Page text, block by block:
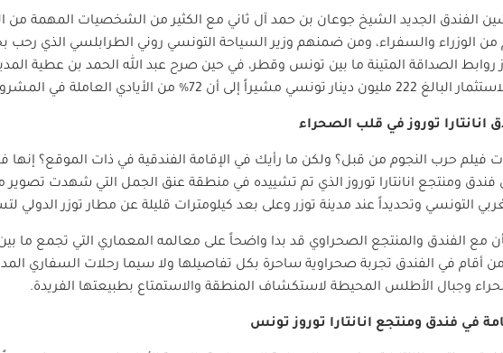
الفندق الجديد الشيخ جوعان بن حمد آل ثاني مع الكثير من الشخصيات المهمة من
من الوزراء والسفراء، ومن ضمنهم وزير السياحة التونسي روني الطرابلسي الذي رحب
روابط الصداقة المتينة ما بين تونس وقطر، في حين صرح عبد الله الحمد بن عطية
إلى أن 72% من الأيادي العاملة في المشروع هي يد عاملة تونسية.
انانتارا توروز في قلب الصحراء
حرب النجوم من قبل؟ ولكن ما رأيك في الإقامة الفندقية في ذات الموقع؟ إنها
فندق ومنتجع انانتارا توروز الذي تم تشييده في منطقة عنق الجمل التي شهدت
التونسي وتحديداً عند مدينة توزر وعلى بعد كيلومترات قليلة عن مطار توزر
مع الفندق والمنتجع الصحراوي قد بدا واضحاً على معالمه المعماري التي تجمع ما بين
أقام في الفندق تجربة صحراوية ساحرة بكل تفاصيلها ولا سيما رحلات السفاري
وجبال الأطلس المحيطة لاستكشاف المنطقة والاستمتاع بطبيعتها الفريدة.
في فندق ومنتجع انانتارا توروز تونس